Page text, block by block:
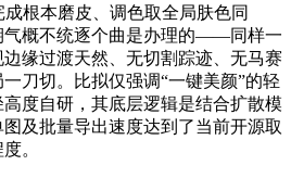
根本磨皮、调色取全局肤色同
气概不统逐个曲是办理的——同样一
缘过渡天然、无切割踪迹、无马赛
刀切。比拟仅强调“一键美颜”的轻
度自研，其底层逻辑是结合扩散模
及批量导出速度达到了当前开源取
。